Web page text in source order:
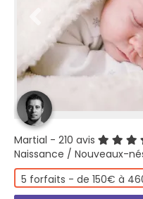
Martial - 210 avis
Naissance / Nouveaux-
5 forfaits - de 150€ à